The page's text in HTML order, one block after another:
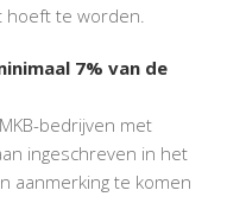
te worden.
7% van de
bedrijven met
ingeschreven in het
aanmerking te komen